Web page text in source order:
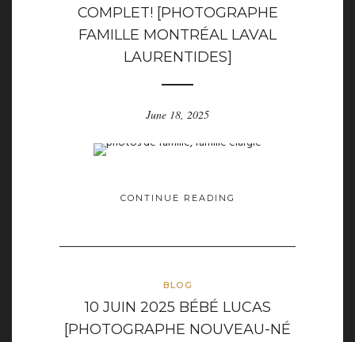
COMPLET! [PHOTOGRAPHE
FAMILLE MONTRÉAL LAVAL
LAURENTIDES]
June 18, 2025
CONTINUE READING
BLOG
10 JUIN 2025 BÉBÉ LUCAS
[PHOTOGRAPHE NOUVEAU-NÉ